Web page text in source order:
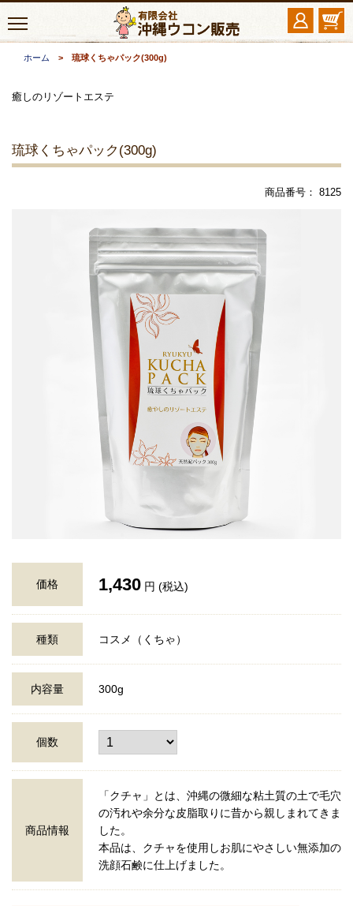
ホーム > 琉球くちゃパック(300g)
癒しのリゾートエステ
琉球くちゃパック(300g)
商品番号： 8125
価格 1,430 円 (税込)
種類 コスメ（くちゃ）
内容量 300g
個数
商品情報
「クチャ」とは、沖縄の微細な粘土質の土で毛穴
の汚れや余分な皮脂取りに昔から親しまれてきま
した。
本品は、クチャを使用しお肌にやさしい無添加の
洗顔石鹸に仕上げました。